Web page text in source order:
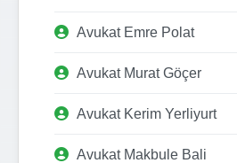
Avukat Emre Polat
Avukat Murat Göçer
Avukat Kerim Yerliyurt
Avukat Makbule Bali